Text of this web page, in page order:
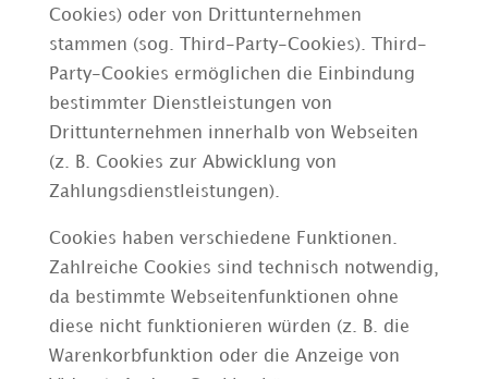
Cookies) oder von Drittunternehmen
stammen (sog. Third-Party-Cookies). Third-
Party-Cookies ermöglichen die Einbindung
bestimmter Dienstleistungen von
Drittunternehmen innerhalb von Webseiten
(z. B. Cookies zur Abwicklung von
Zahlungsdienstleistungen).
Cookies haben verschiedene Funktionen.
Zahlreiche Cookies sind technisch notwendig,
da bestimmte Webseitenfunktionen ohne
diese nicht funktionieren würden (z. B. die
Warenkorbfunktion oder die Anzeige von